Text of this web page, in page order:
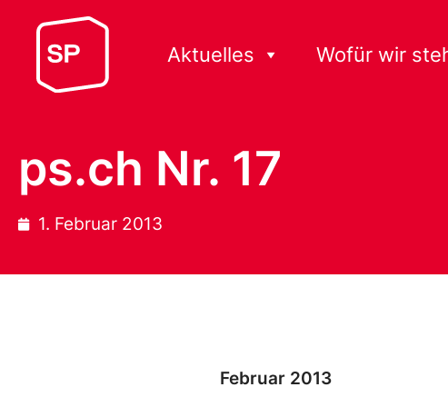
Aktuelles Wofür wir
ps.ch Nr. 17
1. Februar 2013
Februar 2013